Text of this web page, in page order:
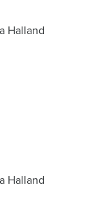
Halland
Halland